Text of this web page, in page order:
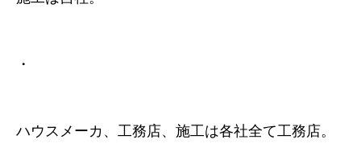
・
ハウスメーカ、工務店、施工は各社全て工務店。